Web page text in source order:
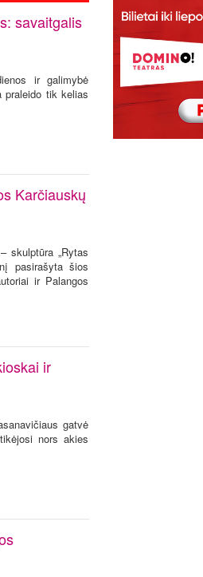
savaitgalis
ir galimybė
tik kelias
Karčiauskų
skulptūra „Rytas
pasirašyta šios
ir Palangos
ir
gatvė
nors akies